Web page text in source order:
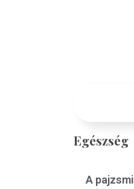
Egészség
A